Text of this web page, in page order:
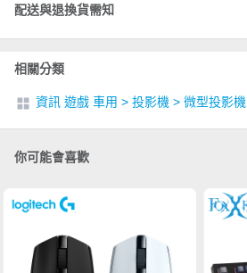
配送與退換貨需知
相關分類
資訊 遊戲 車用 > 投影機 > 微型投影機
你可能會喜歡